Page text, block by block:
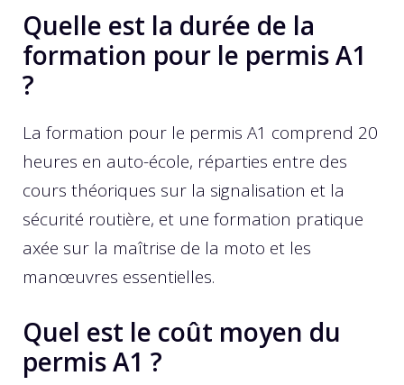
Quelle est la durée de la
formation pour le permis A1
?
La formation pour le permis A1 comprend 20
heures en auto-école, réparties entre des
cours théoriques sur la signalisation et la
sécurité routière, et une formation pratique
axée sur la maîtrise de la moto et les
manœuvres essentielles.
Quel est le coût moyen du
permis A1 ?